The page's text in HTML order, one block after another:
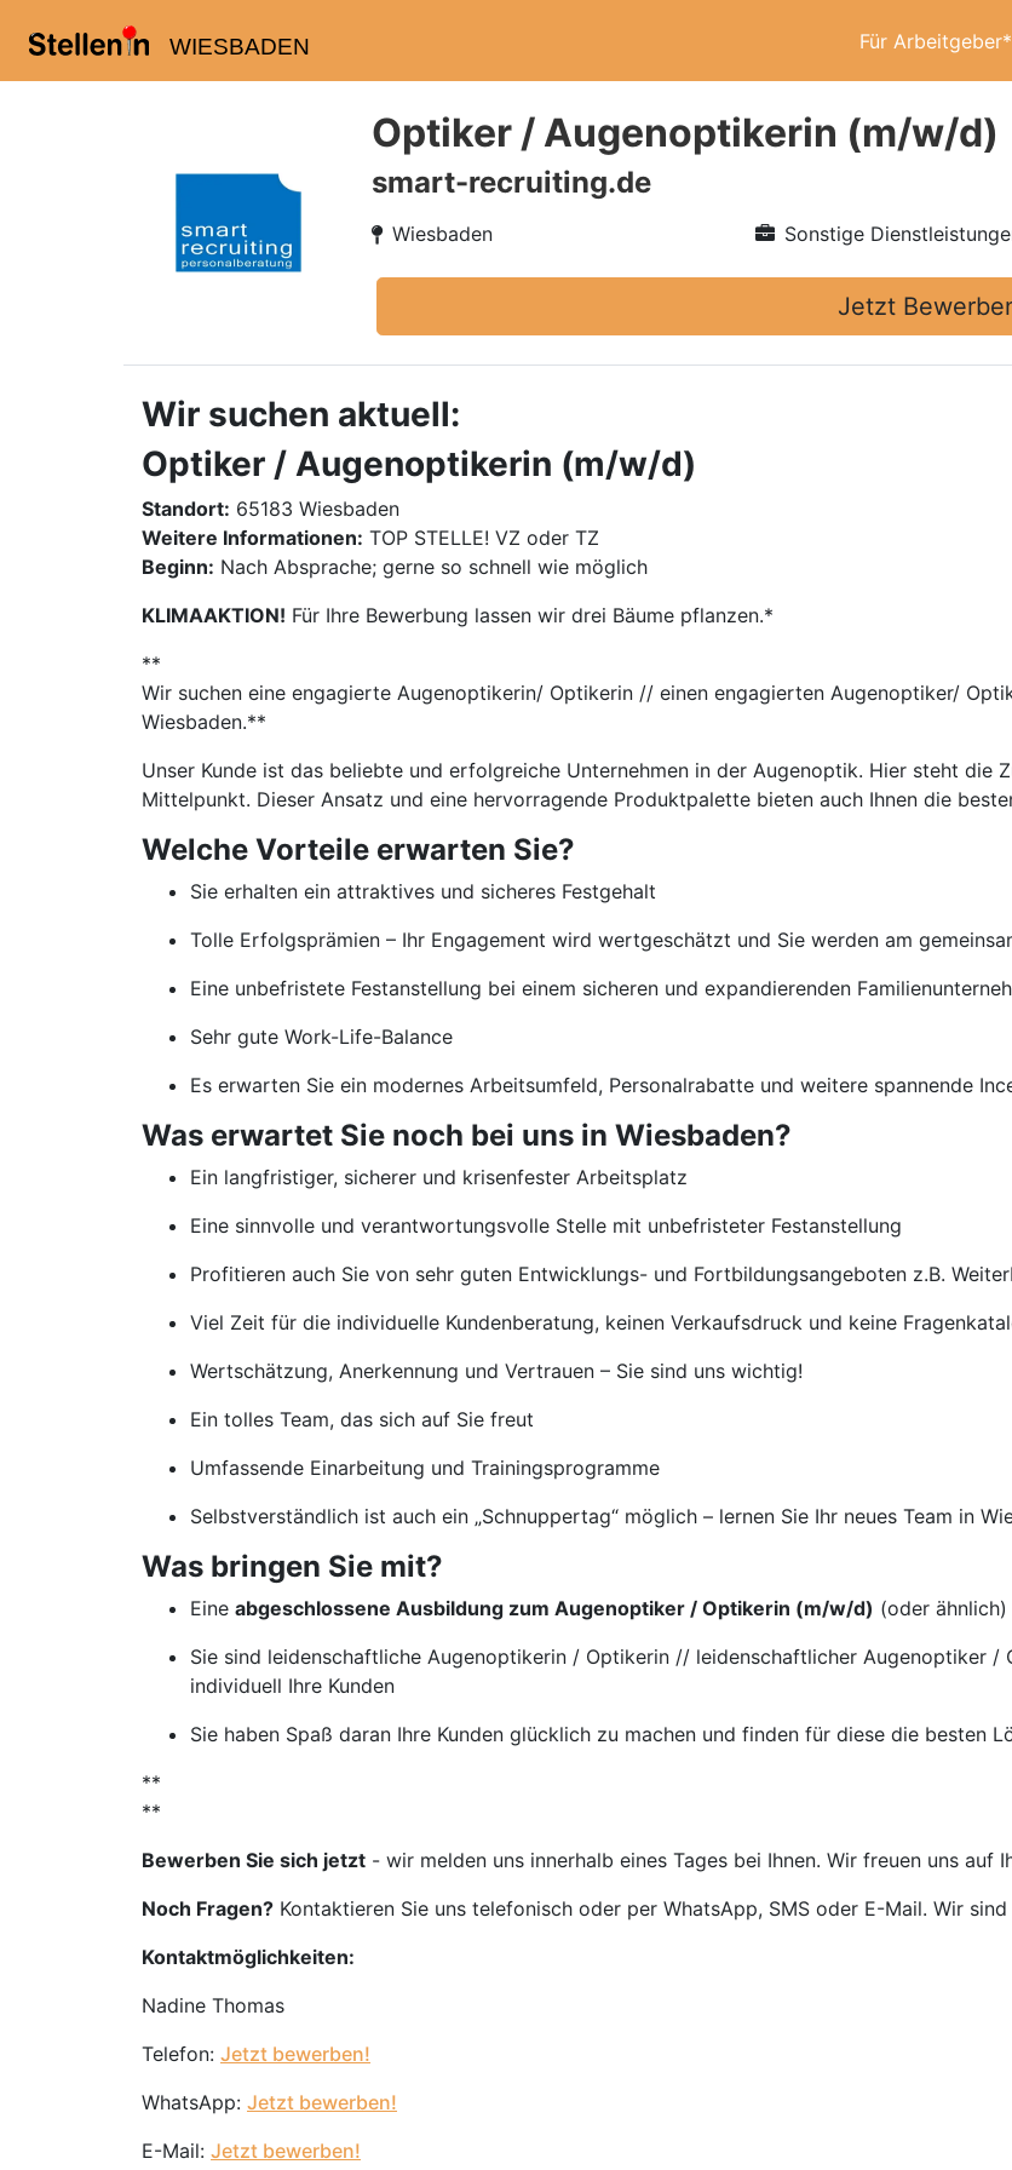
WIESBADEN Für
Optiker / Augenoptikerin (m/w/d)
smart-recruiting.de
Wiesbaden Sonstige
Jetzt
Wir suchen aktuell:
Optiker / Augenoptikerin (m/w/d)
Standort: 65183 Wiesbaden
Weitere Informationen: TOP STELLE! VZ oder TZ
Beginn: Nach Absprache; gerne so schnell wie möglich
KLIMAAKTION! Für Ihre Bewerbung lassen wir drei Bäume pflanzen.*
**
​​Wir suchen eine engagierte Augenoptikerin/ Optikerin // einen engagierten Augenoptiker/
Wiesbaden.**
Unser Kunde ist das beliebte und erfolgreiche Unternehmen in der Augenoptik. Hier steht die
Mittelpunkt. Dieser Ansatz und eine hervorragende Produktpalette bieten auch Ihnen die
Welche Vorteile erwarten Sie?
Sie erhalten ein attraktives und sicheres Festgehalt
Tolle Erfolgsprämien – Ihr Engagement wird wertgeschätzt und Sie werden am
Eine unbefristete Festanstellung bei einem sicheren und expandierenden
Sehr gute Work-Life-Balance
Es erwarten Sie ein modernes Arbeitsumfeld, Personalrabatte und weitere spannende
Was erwartet Sie noch bei uns in Wiesbaden?
Ein langfristiger, sicherer und krisenfester Arbeitsplatz
Eine sinnvolle und verantwortungsvolle Stelle mit unbefristeter Festanstellung
Profitieren auch Sie von sehr guten Entwicklungs- und Fortbildungsangeboten z.B.
Viel Zeit für die individuelle Kundenberatung, keinen Verkaufsdruck und keine
Wertschätzung, Anerkennung und Vertrauen – Sie sind uns wichtig!
Ein tolles Team, das sich auf Sie freut
Umfassende Einarbeitung und Trainingsprogramme
Selbstverständlich ist auch ein „Schnuppertag“ möglich – lernen Sie Ihr neues Team in
Was bringen Sie mit?
Eine abgeschlossene Ausbildung zum Augenoptiker / Optikerin (m/w/d) (oder ähnlich)
Sie sind leidenschaftliche Augenoptikerin / Optikerin // leidenschaftlicher Augenoptiker
individuell Ihre Kunden
Sie haben Spaß daran Ihre Kunden glücklich zu machen und finden für diese die besten
**
**
Bewerben Sie sich jetzt - wir melden uns innerhalb eines Tages bei Ihnen. Wir freuen uns auf
Noch Fragen? Kontaktieren Sie uns telefonisch oder per WhatsApp, SMS oder E-Mail. Wir
Kontaktmöglichkeiten:
Nadine Thomas
Telefon: Jetzt bewerben!
WhatsApp: Jetzt bewerben!
E-Mail: Jetzt bewerben!